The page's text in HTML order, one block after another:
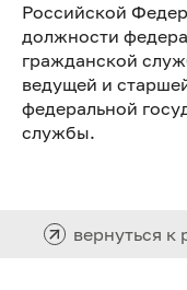
Российской
должности
гражданской
ведущей и
федеральной
службы.
вернуться к